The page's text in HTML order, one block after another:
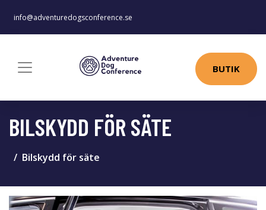
info@adventuredogsconference.se
BUTIK
BILSKYDD FÖR SÄTE
Bilskydd för säte